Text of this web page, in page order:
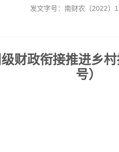
发文字号：南财农〔2022〕
财政衔接推进乡
号）